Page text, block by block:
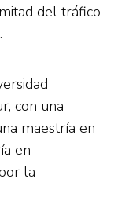
del tráfico
con una
maestría en
en
la